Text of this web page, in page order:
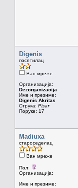
Digenis
посетилац
Ван мреже
Организација:
Dezorganizacija
Име и презиме:
Digenis Akritas
Струка: Pisar
Поруке: 17
Madiuxa
староседелац
Ван мреже
Пол:
Организација:
Име и презиме: